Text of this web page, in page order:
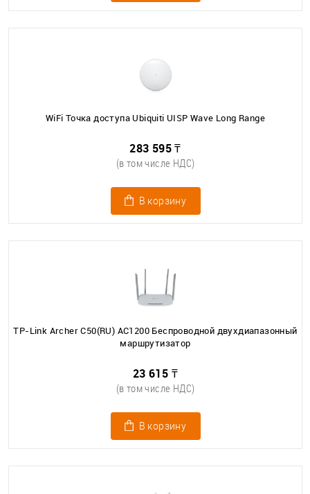
WiFi Точка доступа Ubiquiti UISP Wave Long Range
283 595 ₸
(в том числе НДС)
В корзину
TP-Link Archer C50(RU) AC1200 Беспроводной двухдиапазонный
маршрутизатор
23 615 ₸
(в том числе НДС)
В корзину